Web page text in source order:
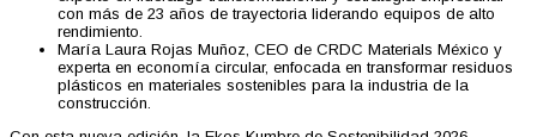
con más de 23 años de trayectoria liderando equipos de alto
rendimiento.
María Laura Rojas Muñoz, CEO de CRDC Materials México y
experta en economía circular, enfocada en transformar residuos
plásticos en materiales sostenibles para la industria de la
construcción.